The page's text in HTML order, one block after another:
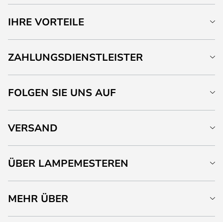
IHRE VORTEILE
ZAHLUNGSDIENSTLEISTER
FOLGEN SIE UNS AUF
VERSAND
ÜBER LAMPEMESTEREN
MEHR ÜBER